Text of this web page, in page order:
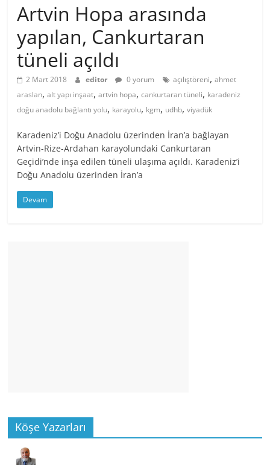
Artvin Hopa arasında
yapılan, Cankurtaran
tüneli açıldı
2 Mart 2018 editor 0 yorum açılıştöreni,ahmet
araslan,alt yapı inşaat,artvin hopa,cankurtaran tüneli, karadeniz
doğu anadolu bağlantı yolu, karayolu, kgm, udhb,viyadük
Karadeniz’i Doğu Anadolu üzerinden İran’a bağlayan
Artvin-Rize-Ardahan karayolundaki Cankurtaran
Geçidi’nde inşa edilen tüneli ulaşıma açıldı. Karadeniz’i
Doğu Anadolu üzerinden İran’a
Devam
Köşe Yazarları